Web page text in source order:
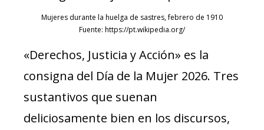
Mujeres durante la huelga de sastres, febrero de 1910
Fuente: https://pt.wikipedia.org/
«Derechos, Justicia y Acción» es la
consigna del Día de la Mujer 2026. Tres
sustantivos que suenan
deliciosamente bien en los discursos,